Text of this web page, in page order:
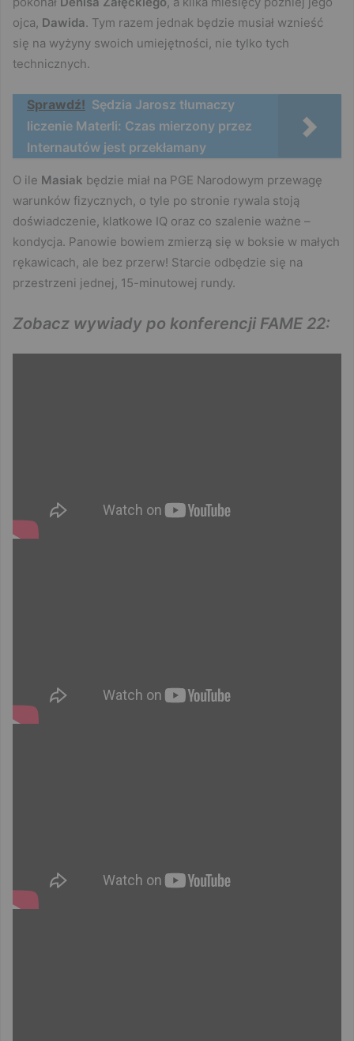
ojca, Dawida. Tym razem jednak będzie musiał wznieść
się na wyżyny swoich umiejętności, nie tylko tych
technicznych.
Sprawdź! Sędzia Jarosz tłumaczy
liczenie Materli: Czas mierzony przez
Internautów jest przekłamany
O ile Masiak będzie miał na PGE Narodowym przewagę
warunków fizycznych, o tyle po stronie rywala stoją
doświadczenie, klatkowe IQ oraz co szalenie ważne –
kondycja. Panowie bowiem zmierzą się w boksie w małych
rękawicach, ale bez przerw! Starcie odbędzie się na
przestrzeni jednej, 15-minutowej rundy.
Zobacz wywiady po konferencji FAME 22: